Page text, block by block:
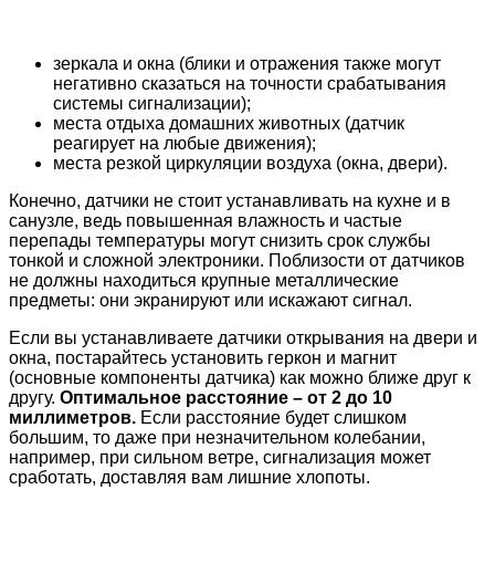
зеркала и окна (блики и отражения также могут
негативно сказаться на точности срабатывания
системы сигнализации);
места отдыха домашних животных (датчик
реагирует на любые движения);
места резкой циркуляции воздуха (окна, двери).
Конечно, датчики не стоит устанавливать на кухне и в
санузле, ведь повышенная влажность и частые
перепады температуры могут снизить срок службы
тонкой и сложной электроники. Поблизости от датчиков
не должны находиться крупные металлические
предметы: они экранируют или искажают сигнал.
Если вы устанавливаете датчики открывания на двери и
окна, постарайтесь установить геркон и магнит
(основные компоненты датчика) как можно ближе друг к
другу. Оптимальное расстояние – от 2 до 10
миллиметров. Если расстояние будет слишком
большим, то даже при незначительном колебании,
например, при сильном ветре, сигнализация может
сработать, доставляя вам лишние хлопоты.